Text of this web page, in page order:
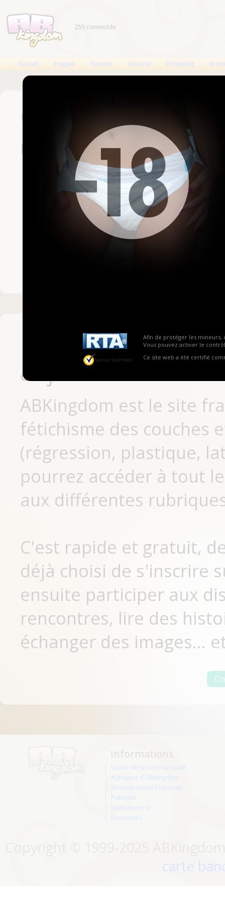
Afin de protéger les mineurs,
Vous pouvez activer le
Ce site web a été certifié
255 connectés
Accueil Images Forums Lecture Shopping
Connexion
Un compte est
Nom d'utilisateur
Mot de passe
Pas encore
aujourd'hui
ABKingdom est le site
fétichisme des couches
(régression, plastique,
pourrez accéder à tout
aux différentes
C'est rapide et gratuit,
déjà choisi de s'inscrire
ensuite participer aux
rencontres, lire des
échanger des images...
Informations
Guide de la communauté
A propos d'ABKingdom
Abonnements Premium
Publicité
Recrutement
Bannières
carte